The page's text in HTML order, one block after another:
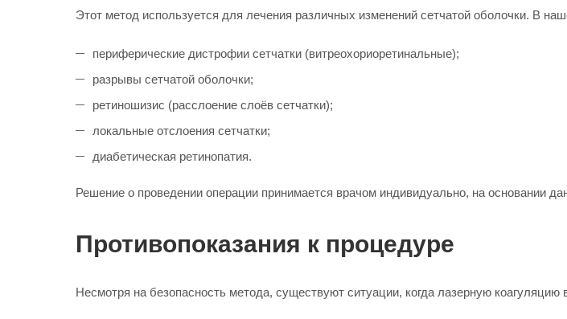
Этот метод используется для лечения различных изменений сетчатой оболочки. В
периферические дистрофии сетчатки (витреохориоретинальные);
разрывы сетчатой оболочки;
ретиношизис (расслоение слоёв сетчатки);
локальные отслоения сетчатки;
диабетическая ретинопатия.
Решение о проведении операции принимается врачом индивидуально, на основании
Противопоказания к процедуре
Несмотря на безопасность метода, существуют ситуации, когда лазерную